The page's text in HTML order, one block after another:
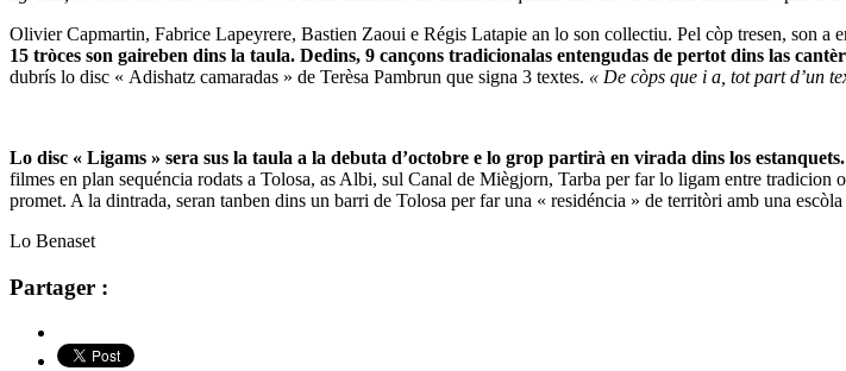
Olivier Capmartin, Fabrice Lapeyrere, Bastien Zaoui e Régis Latapie an lo son collectiu. Pel còp tresen, son a
15 tròces son gaireben dins la taula. Dedins, 9 cançons tradicionalas entengudas de pertot dins las
dubrís lo disc « Adishatz camaradas » de Terèsa Pambrun que signa 3 textes. « De còps que i a, tot part d’un
Lo disc « Ligams » sera sus la taula a la debuta d’octobre e lo grop partirà en virada dins los estanquets.
filmes en plan sequéncia rodats a Tolosa, as Albi, sul Canal de Miègjorn, Tarba per far lo ligam entre
promet. A la dintrada, seran tanben dins un barri de Tolosa per far una « residéncia » de territòri amb una escòla
Lo Benaset
Partager :